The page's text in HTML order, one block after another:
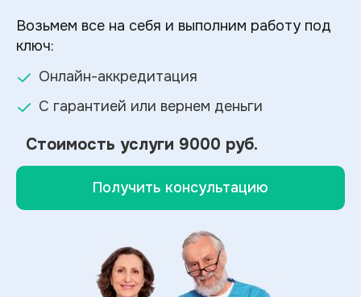
Возьмем все на себя и выполним работу под
ключ:
Онлайн-аккредитация
С гарантией или вернем деньги
Стоимость услуги 9000 руб.
Получить консультацию